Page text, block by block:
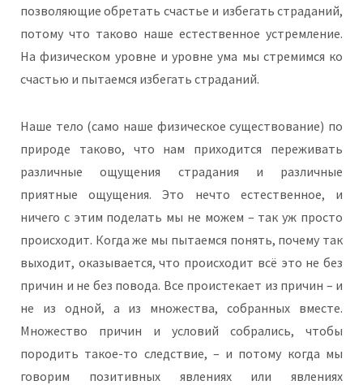
позволяющие обретать счастье и избегать страданий,
потому что таково наше естественное устремление.
На физическом уровне и уровне ума мы стремимся ко
счастью и пытаемся избегать страданий.
Наше тело (само наше физическое существование) по
природе таково, что нам приходится переживать
различные ощущения страдания и различные
приятные ощущения. Это нечто естественное, и
ничего с этим поделать мы не можем – так уж просто
происходит. Когда же мы пытаемся понять, почему так
выходит, оказывается, что происходит всё это не без
причин и не без повода. Все проистекает из причин – и
не из одной, а из множества, собранных вместе.
Множество причин и условий собрались, чтобы
породить такое-то следствие, – и потому когда мы
говорим позитивных явлениях или явлениях